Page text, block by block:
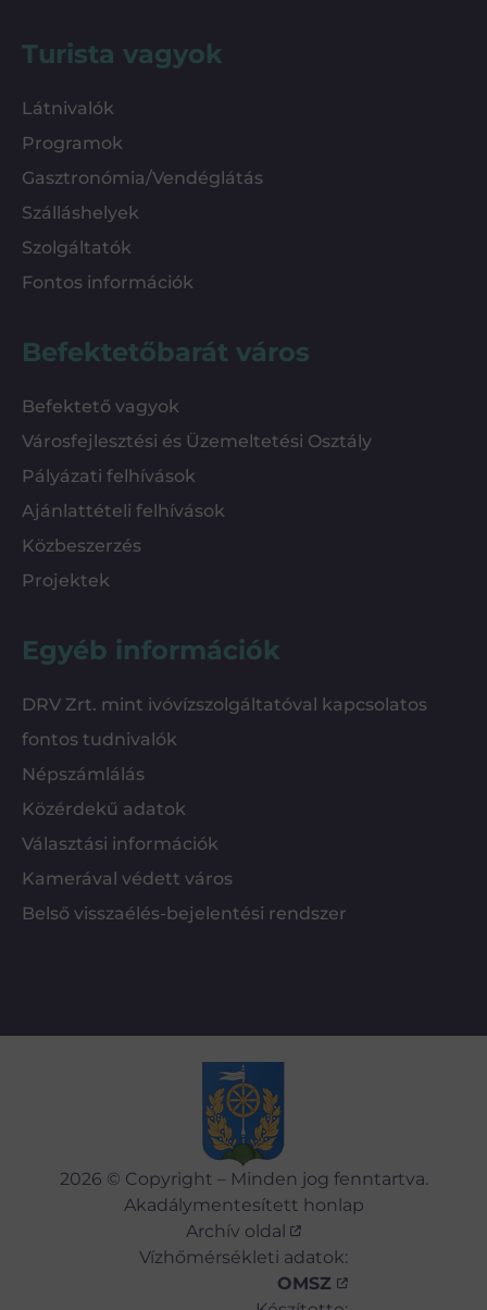
Turista vagyok
Látnivalók
Programok
Gasztronómia/Vendéglátás
Szálláshelyek
Szolgáltatók
Fontos információk
Befektetőbarát város
Befektető vagyok
Városfejlesztési és Üzemeltetési Osztály
Pályázati felhívások
Ajánlattételi felhívások
Közbeszerzés
Projektek
Egyéb információk
DRV Zrt. mint ivóvízszolgáltatóval kapcsolatos
fontos tudnivalók
Népszámlálás
Közérdekű adatok
Választási információk
Kamerával védett város
Belső visszaélés-bejelentési rendszer
2026 © Copyright – Minden jog fenntartva.
Akadálymentesített honlap
Archív oldal
Vízhőmérsékleti adatok:
OMSZ